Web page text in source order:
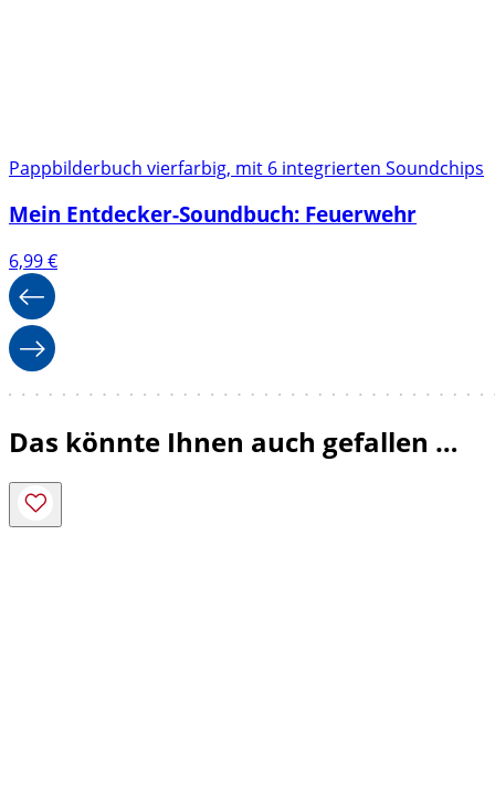
Pappbilderbuch vierfarbig, mit 6 integrierten Soundchips
Mein Entdecker-Soundbuch: Feuerwehr
6,99€
Das könnte Ihnen auch gefallen …